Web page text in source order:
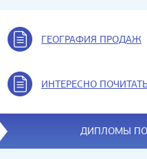
ГЕОГРАФИЯ ПРОДАЖ
ИНТЕРЕСНО
ДИПЛОМЫ